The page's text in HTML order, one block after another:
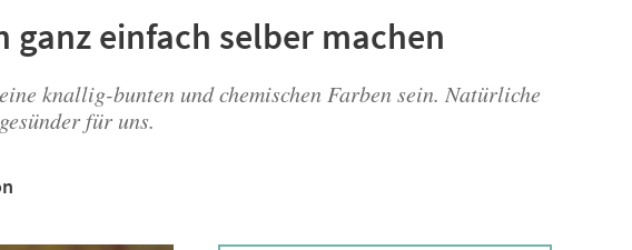
einfach selber machen
knallig-bunten und chemischen Farben sein. Natürliche
für uns.